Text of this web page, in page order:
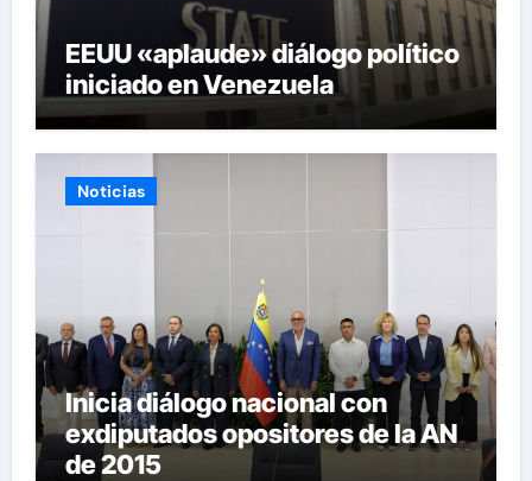
EEUU «aplaude» diálogo político
iniciado en Venezuela
Noticias
Inicia diálogo nacional con
exdiputados opositores de la AN
de 2015